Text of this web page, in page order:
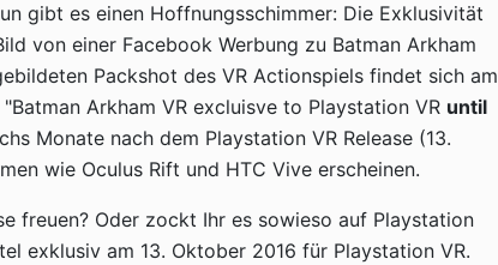
gibt es einen Hoffnungsschimmer: Die Exklusivität
von einer Facebook Werbung zu Batman Arkham
Packshot des VR Actionspiels findet sich am
Arkham VR excluisve to Playstation VR until
Monate nach dem Playstation VR Release (13.
wie Oculus Rift und HTC Vive erscheinen.
freuen? Oder zockt Ihr es sowieso auf Playstation
exklusiv am 13. Oktober 2016 für Playstation VR.